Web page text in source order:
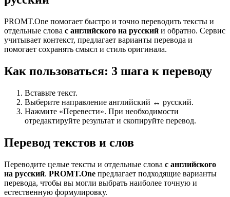
PROMT.One помогает быстро и точно переводить тексты и
отдельные слова с английского на русский и обратно. Сервис
учитывает контекст, предлагает варианты перевода и
помогает сохранять смысл и стиль оригинала.
Как пользоваться: 3 шага к переводу
Вставьте текст.
Выберите направление английский ↔ русский.
Нажмите «Перевести». При необходимости
отредактируйте результат и скопируйте перевод.
Перевод текстов и слов
Переводите целые тексты и отдельные слова с английского
на русский. PROMT.One предлагает подходящие варианты
перевода, чтобы вы могли выбрать наиболее точную и
естественную формулировку.